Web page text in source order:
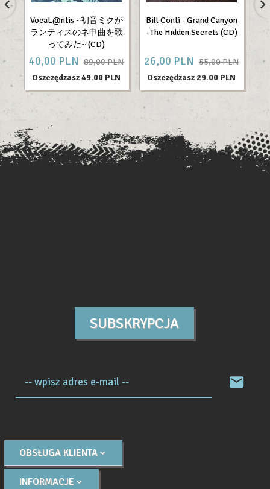
VocaL@ntis ~初音ミクが
ランティスのネ申曲を歌
ってみた~ (CD)
40,00 PLN 89,00 PLN
Oszczędzasz 49.00 PLN
Bill Conti - Grand Canyon
- The Hidden Secrets (CD)
26,00 PLN 55,00 PLN
Oszczędzasz 29.00 PLN
SUBSKRYPCJA
-- wpisz adres e-mail --
OBSŁUGA KLIENTA
INFORMACJE